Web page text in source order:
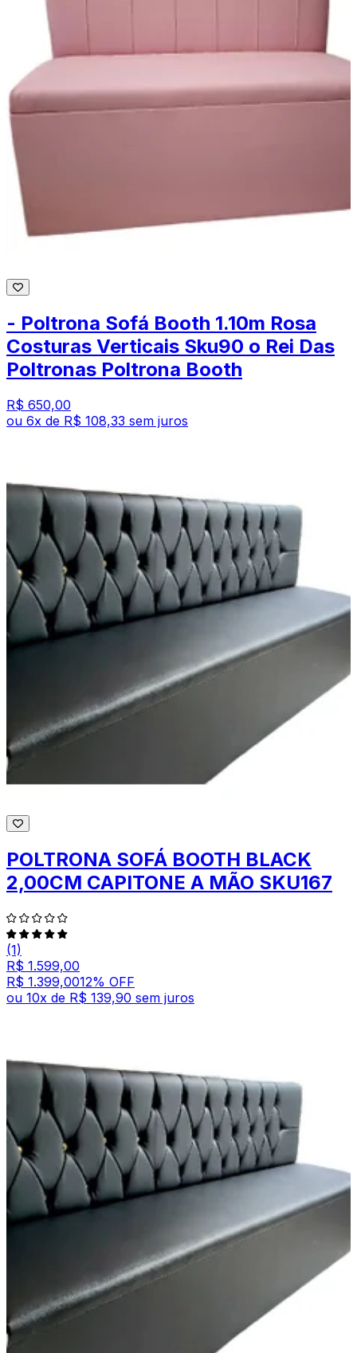
- Poltrona Sofá Booth 1.10m Rosa
Costuras Verticais Sku90 o Rei Das
Poltronas Poltrona Booth
R$ 650,00
ou 6x de R$ 108,33 sem juros
POLTRONA SOFÁ BOOTH BLACK
2,00CM CAPITONE A MÃO SKU167
(1)
R$ 1.599,00
R$ 1.399,0012% OFF
ou 10x de R$ 139,90 sem juros